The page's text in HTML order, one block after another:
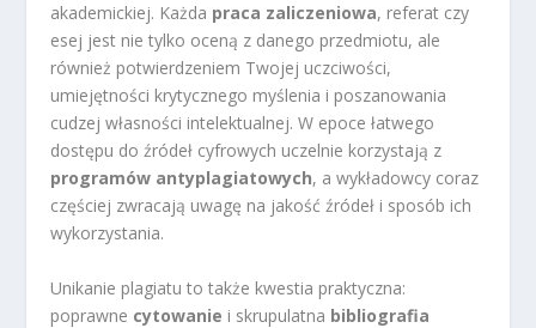
akademickiej. Każda praca zaliczeniowa, referat czy
esej jest nie tylko oceną z danego przedmiotu, ale
również potwierdzeniem Twojej uczciwości,
umiejętności krytycznego myślenia i poszanowania
cudzej własności intelektualnej. W epoce łatwego
dostępu do źródeł cyfrowych uczelnie korzystają z
programów antyplagiatowych, a wykładowcy coraz
częściej zwracają uwagę na jakość źródeł i sposób ich
wykorzystania.
Unikanie plagiatu to także kwestia praktyczna:
poprawne cytowanie i skrupulatna bibliografia